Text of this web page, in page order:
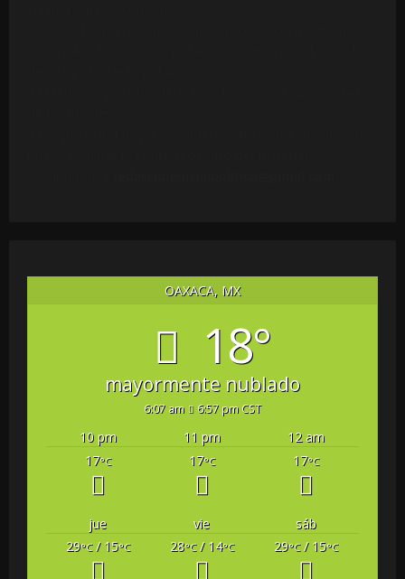
OAXACA, MX
18°
mayormente nublado
6:07 am 6:57 pm CST
10 pm 11 pm
12 am
17°C 17°C 17°C
jue vie
sáb
29°C/ 15°C 28°C/ 14°C 29°C/ 15°C